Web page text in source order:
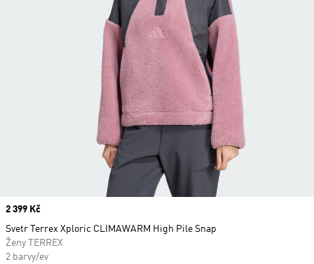
Price
2 399 Kč
Svetr Terrex Xploric CLIMAWARM High Pile Snap
Ženy TERREX
2 barvy/ev